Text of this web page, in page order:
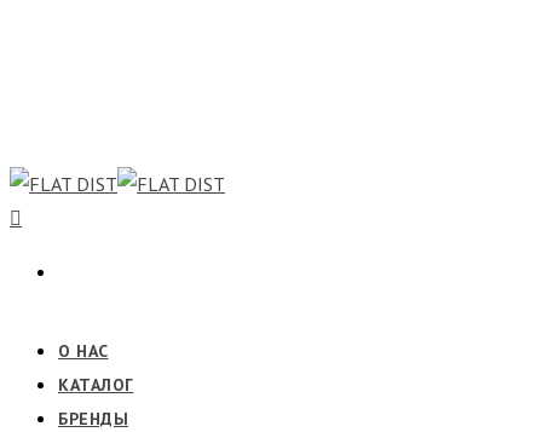
О НАС
КАТАЛОГ
БРЕНДЫ